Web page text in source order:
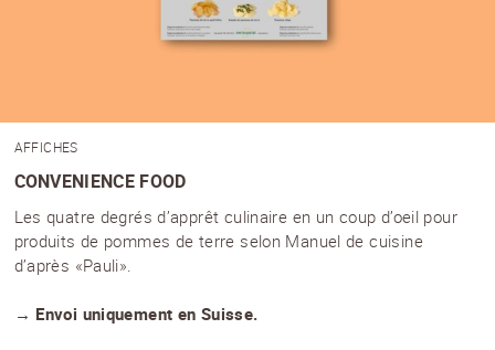
CONVENIENCE FOOD
AFFICHES
Les quatre degrés d’apprêt culinaire en un coup d’oeil pour
produits de pommes de terre selon Manuel de cuisine
d’après «Pauli».
→ Envoi uniquement en Suisse.